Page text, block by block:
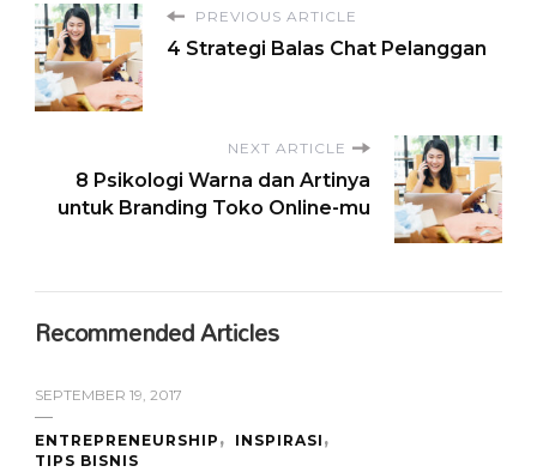
PREVIOUS ARTICLE
4 Strategi Balas Chat Pelanggan
NEXT ARTICLE
8 Psikologi Warna dan Artinya
untuk Branding Toko Online-mu
Recommended Articles
SEPTEMBER 19, 2017
ENTREPRENEURSHIP
INSPIRASI
TIPS BISNIS